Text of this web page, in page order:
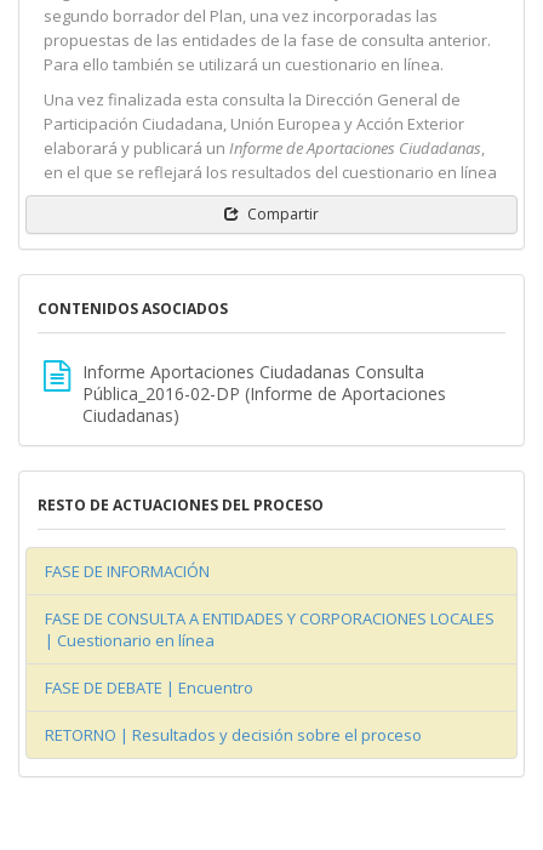
segundo borrador del Plan, una vez incorporadas las
propuestas de las entidades de la fase de consulta anterior.
Para ello también se utilizará un cuestionario en línea.
Una vez finalizada esta consulta la Dirección General de
Participación Ciudadana, Unión Europea y Acción Exterior
elaborará y publicará un Informe de Aportaciones Ciudadanas
en el que se reflejará los resultados del cuestionario en línea
Compartir
CONTENIDOS ASOCIADOS
Informe Aportaciones Ciudadanas Consulta
Pública_2016-02-DP (Informe de Aportaciones
Ciudadanas)
RESTO DE ACTUACIONES DEL PROCESO
FASE DE INFORMACIÓN
FASE DE CONSULTA A ENTIDADES Y CORPORACIONES LOCALES
| Cuestionario en línea
FASE DE DEBATE | Encuentro
RETORNO | Resultados y decisión sobre el proceso